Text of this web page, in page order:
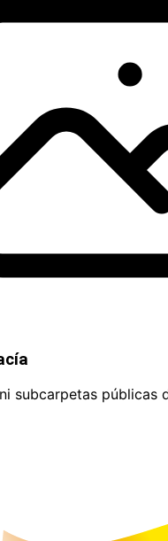
subcarpetas públicas